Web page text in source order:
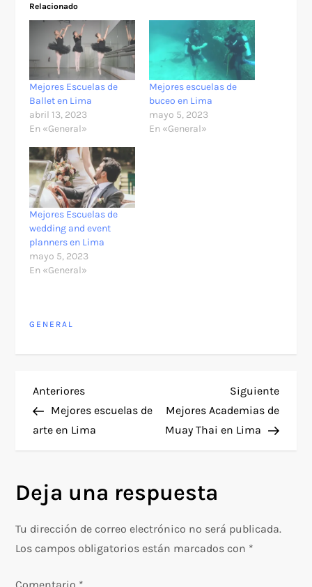
Relacionado
Mejores Escuelas de
Ballet en Lima
abril 13, 2023
En «General»
Mejores escuelas de
buceo en Lima
mayo 5, 2023
En «General»
Mejores Escuelas de
wedding and event
planners en Lima
mayo 5, 2023
En «General»
GENERAL
N
a
e
g
a
Entrada
anterior
Anteriores
Mejores escuelas de
arte en Lima
Siguiente
Mejores Academias de
Muay Thai en Lima
Deja una respuesta
Tu dirección de correo electrónico no será publicada.
Los campos obligatorios están marcados con *